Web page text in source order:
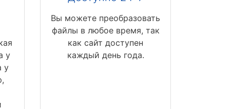
у
у
Вы можете преобразовать
файлы в любое время, так
как сайт доступен
каждый день года.